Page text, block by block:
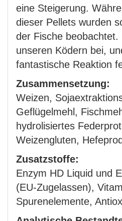
eine Steigerung.
dieser Pellets wurden
der Fische beobachtet.
unseren Ködern bei,
fantastische Reaktion
Zusammensetzung:
Weizen,
Geflügelmehl,
hydrolisiertes
Weizengluten,
Zusatzstoffe:
Enzym HD Liquid und
(EU-Zugelassen),
Spurenelemente,